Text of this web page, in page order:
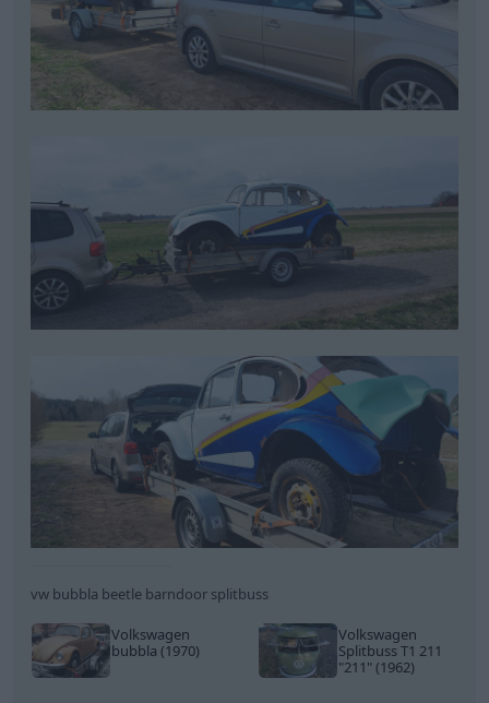
vw bubbla beetle barndoor splitbuss
Volkswagen
bubbla (1970)
Volkswagen
Splitbuss T1 211
"211"(1962)